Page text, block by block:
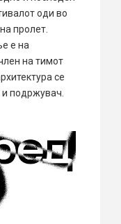
оди во
пролет.
е на
на тимот
се
подржувач.